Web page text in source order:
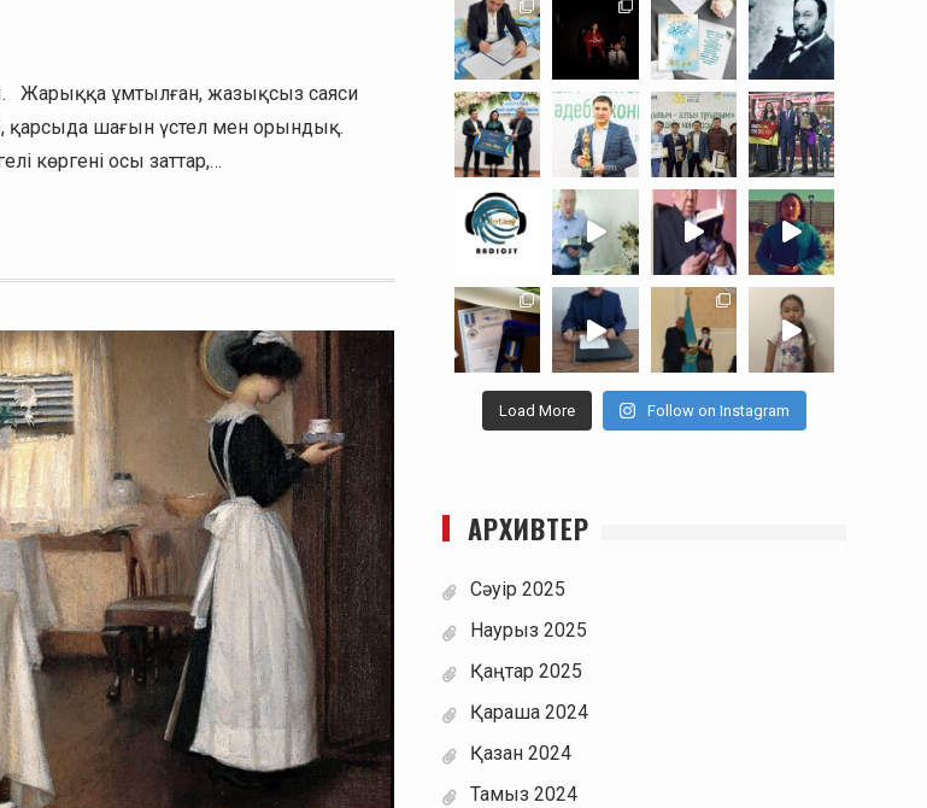
Жарыққа ұмтылған, жазықсыз саяси
қарсыда шағын үстел мен орындық.
көргені осы заттар,…
Load More Follow on Instagram
АРХИВТЕР
Сәуір 2025
Наурыз 2025
Қаңтар 2025
Қараша 2024
Қазан 2024
Тамыз 2024